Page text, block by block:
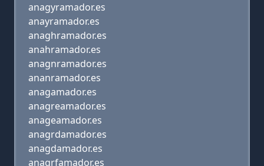
anagyramador.es
anayramador.es
anaghramador.es
anahramador.es
anagnramador.es
ananramador.es
anagamador.es
anagreamador.es
anageamador.es
anagrdamador.es
anagdamador.es
anagrfamador.es